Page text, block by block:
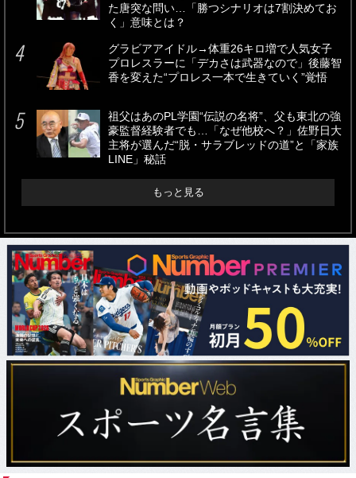
た唐突な問い…「勝つシナリオは7割決めてお
く」意味とは？
グラビアアイドル→体重26キロ増で人気女子
プロレスラーに「デカさは武器なので」後藤智
香を変えた“プロレス一本で生きていく”覚悟
祖父はあのPL学園“伝説の名将”、父も東北の強
豪監督経験者でも…「なぜ他校へ？」佐野日大
主将が選んだ“脱・サラブレッドの道”と「家族
LINE」秘話
もっと見る